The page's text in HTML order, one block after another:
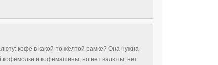
кофе в какой-то жёлтой рамке? Она нужна
кофемолки и кофемашины, но нет валюты, нет